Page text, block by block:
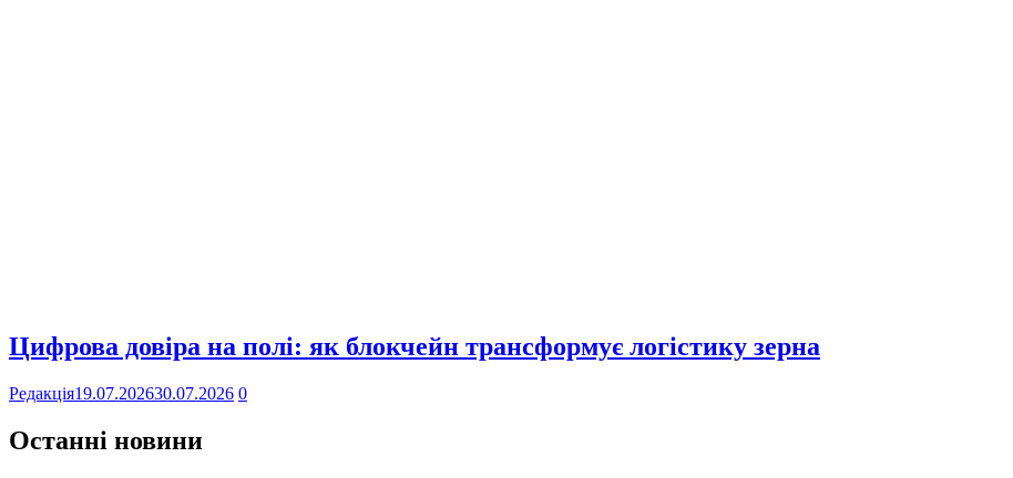
Цифрова довіра на полі: як блокчейн трансформує логістику зерна
Редакція19.07.202630.07.2026 0
Останні новини